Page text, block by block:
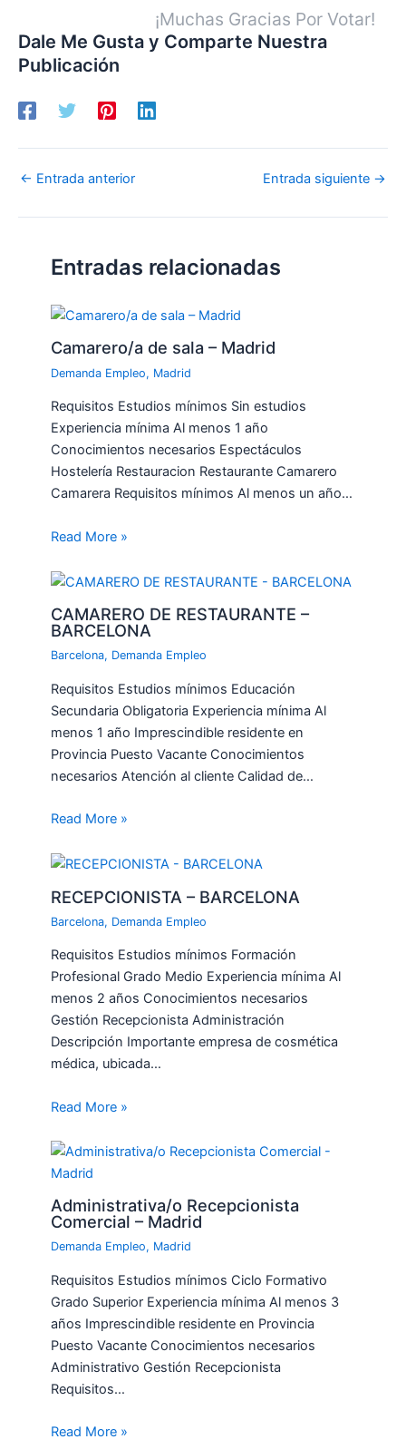
¡Muchas Gracias Por Votar!
Dale Me Gusta y Comparte Nuestra
Publicación
← Entrada anterior Entrada siguiente →
Entradas relacionadas
Camarero/a de sala – Madrid
Demanda Empleo, Madrid
Requisitos Estudios mínimos Sin estudios
Experiencia mínima Al menos 1 año
Conocimientos necesarios Espectáculos
Hostelería Restauracion Restaurante Camarero
Camarera Requisitos mínimos Al menos un año…
Read More »
CAMARERO DE RESTAURANTE –
BARCELONA
Barcelona, Demanda Empleo
Requisitos Estudios mínimos Educación
Secundaria Obligatoria Experiencia mínima Al
menos 1 año Imprescindible residente en
Provincia Puesto Vacante Conocimientos
necesarios Atención al cliente Calidad de…
Read More »
RECEPCIONISTA – BARCELONA
Barcelona, Demanda Empleo
Requisitos Estudios mínimos Formación
Profesional Grado Medio Experiencia mínima Al
menos 2 años Conocimientos necesarios
Gestión Recepcionista Administración
Descripción Importante empresa de cosmética
médica, ubicada…
Read More »
Administrativa/o Recepcionista
Comercial – Madrid
Demanda Empleo, Madrid
Requisitos Estudios mínimos Ciclo Formativo
Grado Superior Experiencia mínima Al menos 3
años Imprescindible residente en Provincia
Puesto Vacante Conocimientos necesarios
Administrativo Gestión Recepcionista
Requisitos…
Read More »